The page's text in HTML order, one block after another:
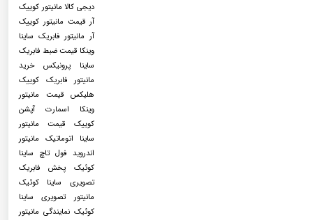
دیجی کالا مانیتور کوییک
آر قیمت مانیتور کوییک
آر مانیتور فابریک ساینا
وینکا قیمت ضبط فابریک
ساینا پرونیکس خرید
مانیتور فابریک کوییک
هلیکس قیمت مانیتور
وینکا اسمارت آپشن
کوییک
قیمت مانیتور
ساینا اتوماتیک مانیتور
اندروید فول تاچ ساینا
کوئیک پخش فابریک
تصویری ساینا کوئیک
مانیتور تصویری ساینا
کوئیک نمایندگی مانیتور